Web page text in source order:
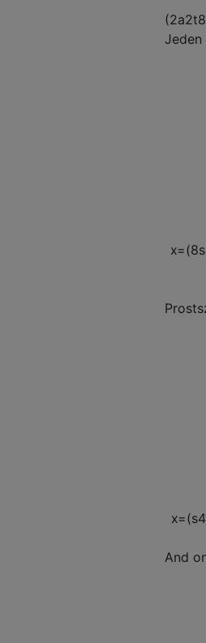
(2a2t8
Jeden
x=(8s
x=(s4
And